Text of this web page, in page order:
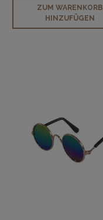
ZUM WARENKORB
HINZUFÜGEN